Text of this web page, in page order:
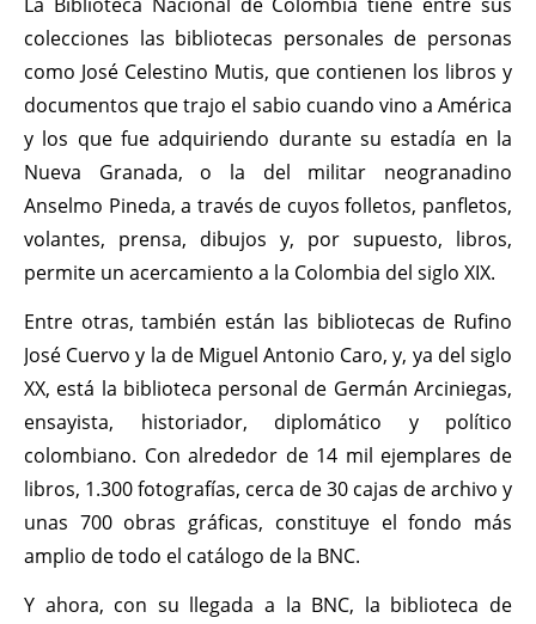
colecciones las bibliotecas personales de personas
como José Celestino Mutis, que contienen los libros y
documentos que trajo el sabio cuando vino a América
y los que fue adquiriendo durante su estadía en la
Nueva Granada, o la del militar neogranadino
Anselmo Pineda, a través de cuyos folletos, panfletos,
volantes, prensa, dibujos y, por supuesto, libros,
permite un acercamiento a la Colombia del siglo XIX.
Entre otras, también están las bibliotecas de Rufino
José Cuervo y la de Miguel Antonio Caro, y, ya del siglo
XX, está la biblioteca personal de Germán Arciniegas,
ensayista, historiador, diplomático y político
colombiano. Con alrededor de 14 mil ejemplares de
libros, 1.300 fotografías, cerca de 30 cajas de archivo y
unas 700 obras gráficas, constituye el fondo más
amplio de todo el catálogo de la BNC.
Y ahora, con su llegada a la BNC, la biblioteca de